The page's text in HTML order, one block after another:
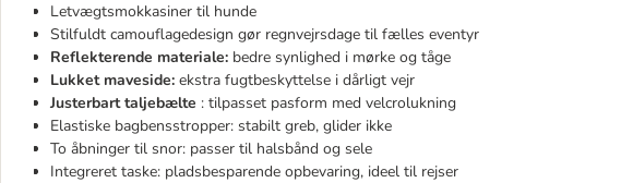
Letvægtsmokkasiner til hunde
Stilfuldt camouflagedesign gør regnvejrsdage til fælles eventyr
Reflekterende materiale: bedre synlighed i mørke og tåge
Lukket maveside: ekstra fugtbeskyttelse i dårligt vejr
Justerbart taljebælte : tilpasset pasform med velcrolukning
Elastiske bagbensstropper: stabilt greb, glider ikke
To åbninger til snor: passer til halsbånd og sele
Integreret taske: pladsbesparende opbevaring, ideel til rejser